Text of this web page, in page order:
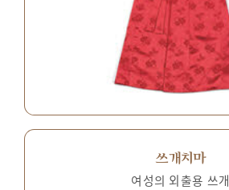
쓰개치마
여성의 외출용 쓰개